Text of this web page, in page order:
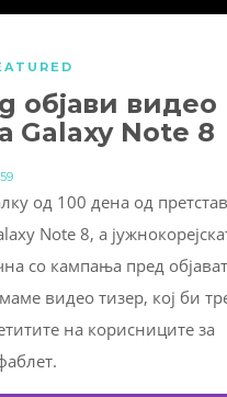
објави видео
Galaxy Note 8
од 100 дена од
Note 8, а
со кампања пред
видео тизер, кој би
на корисниците за